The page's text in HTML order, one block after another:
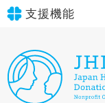
支援機能
文字サイズ 標準
in simple